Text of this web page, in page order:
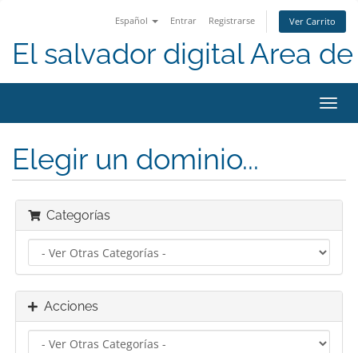
Español Entrar Registrarse Ver Carrito
El salvador digital Area
Elegir un dominio...
Categorías
Acciones